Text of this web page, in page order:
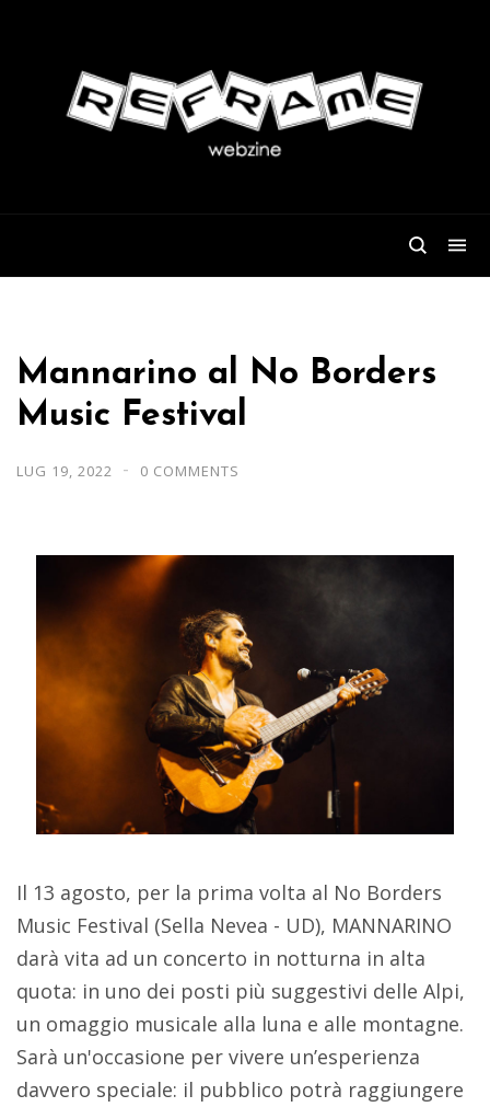
Mannarino al No Borders
Music Festival
LUG 19, 2022 0 COMMENTS
Il 13 agosto, per la prima volta al No Borders
Music Festival (Sella Nevea - UD), MANNARINO
darà vita ad un concerto in notturna in alta
quota: in uno dei posti più suggestivi delle Alpi,
un omaggio musicale alla luna e alle montagne.
Sarà un'occasione per vivere un’esperienza
davvero speciale: il pubblico potrà raggiungere